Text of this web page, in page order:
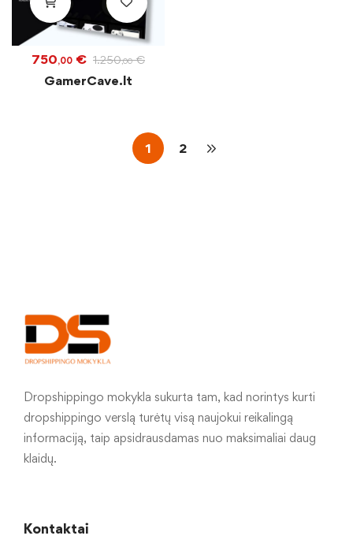
750,00 € 1.250,00 €
GamerCave.lt
1 2
Dropshippingo mokykla sukurta tam, kad norintys kurti
dropshippingo verslą turėtų visą naujokui reikalingą
informaciją, taip apsidrausdamas nuo maksimaliai daug
klaidų.
Kontaktai